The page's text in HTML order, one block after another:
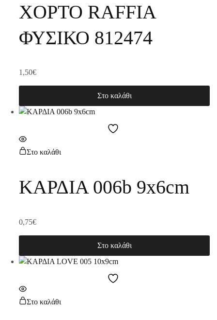
ΧΟΡΤΟ RAFFIA
ΦΥΣΙΚΟ 812474
1,50€
Στο καλάθι
Στο καλάθι
ΚΑΡΔΙΑ 006b 9x6cm
0,75€
Στο καλάθι
Στο καλάθι